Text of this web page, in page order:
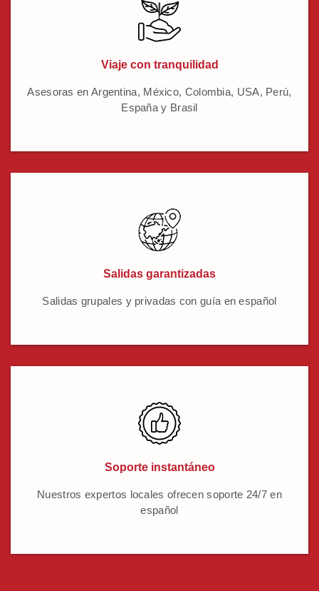
Viaje con tranquilidad
Asesoras en Argentina, México, Colombia, USA, Perú,
España y Brasil
Salidas garantizadas
Salidas grupales y privadas con guía en español
Soporte instantáneo
Nuestros expertos locales ofrecen soporte 24/7 en
español